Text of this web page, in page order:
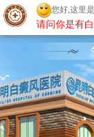
您好,这里
请问你是有